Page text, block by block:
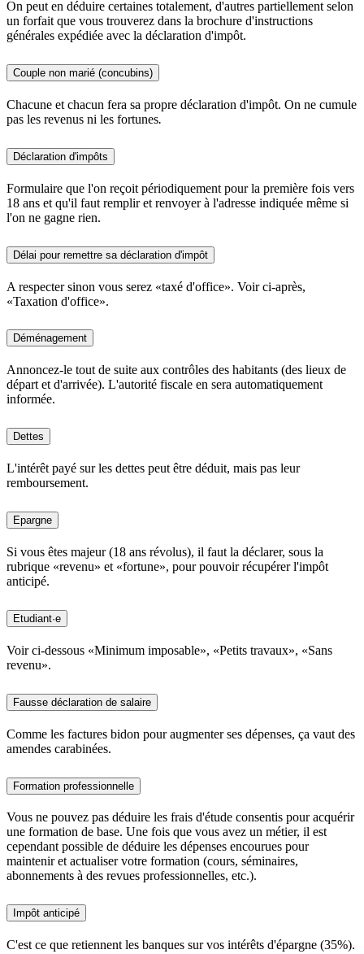
On peut en déduire certaines totalement, d'autres partiellement selon
un forfait que vous trouverez dans la brochure d'instructions
générales expédiée avec la déclaration d'impôt.
Couple non marié (concubins)
Chacune et chacun fera sa propre déclaration d'impôt. On ne cumule
pas les revenus ni les fortunes.
Déclaration d'impôts
Formulaire que l'on reçoit périodiquement pour la première fois vers
18 ans et qu'il faut remplir et renvoyer à l'adresse indiquée même si
l'on ne gagne rien.
Délai pour remettre sa déclaration d'impôt
A respecter sinon vous serez «taxé d'office». Voir ci-après,
«Taxation d'office».
Déménagement
Annoncez-le tout de suite aux contrôles des habitants (des lieux de
départ et d'arrivée). L'autorité fiscale en sera automatiquement
informée.
Dettes
L'intérêt payé sur les dettes peut être déduit, mais pas leur
remboursement.
Epargne
Si vous êtes majeur (18 ans révolus), il faut la déclarer, sous la
rubrique «revenu» et «fortune», pour pouvoir récupérer l'impôt
anticipé.
Etudiant·e
Voir ci-dessous «Minimum imposable», «Petits travaux», «Sans
revenu».
Fausse déclaration de salaire
Comme les factures bidon pour augmenter ses dépenses, ça vaut des
amendes carabinées.
Formation professionnelle
Vous ne pouvez pas déduire les frais d'étude consentis pour acquérir
une formation de base. Une fois que vous avez un métier, il est
cependant possible de déduire les dépenses encourues pour
maintenir et actualiser votre formation (cours, séminaires,
abonnements à des revues professionnelles, etc.).
Impôt anticipé
C'est ce que retiennent les banques sur vos intérêts d'épargne (35%).